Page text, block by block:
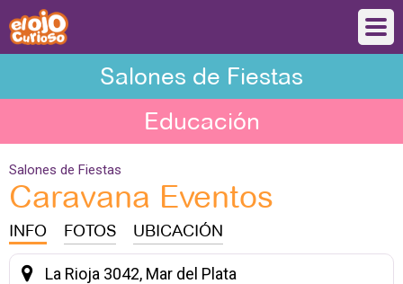
Salones de Fiestas
Educación
Salones de Fiestas
Caravana Eventos
INFO FOTOS UBICACIÓN
La Rioja 3042, Mar del Plata